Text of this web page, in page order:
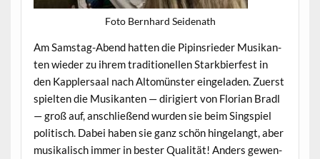
Foto Bern­hard Seidenath
Am Sam­stag-Abend hat­ten die Pip­in­srieder Musikan­
ten wieder zu ihrem tra­di­tionellen Stark­bier­fest in
den Kap­pler­saal nach Altomün­ster ein­ge­laden. Zuerst
spiel­ten die Musikan­ten — dirigiert von Flo­ri­an Bradl
— groß auf, anschließend wur­den sie beim Singspiel
poli­tisch. Dabei haben sie ganz schön hin­ge­langt, aber
musikalisch immer in bester Qual­ität! Anders gewen­